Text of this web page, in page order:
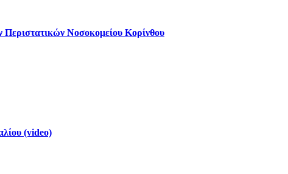
Νοσοκομείου Κορίνθου
(video)